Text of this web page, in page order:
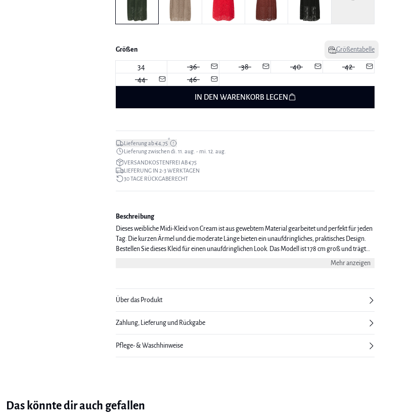
Größen Größentabelle
34 36 38 40
42
44
46
IN DEN WARENKORB LEGEN
Lieferung ab €4,75*
Lieferung zwischen di. 11. aug. - mi. 12. aug.
VERSANDKOSTENFREI AB €75
LIEFERUNG IN 2-3 WERKTAGEN
30 TAGE RÜCKGABERECHT
Beschreibung
Dieses weibliche Midi-Kleid von Cream ist aus gewebtem Material gearbeitet und perfekt für jeden
Tag. Die kurzen Ärmel und die moderate Länge bieten ein unaufdringliches, praktisches Design.
Bestellen Sie dieses Kleid für einen unaufdringlichen Look. Das Modell ist 178 cm groß und trägt
Mehr anzeigen
Über das Produkt
Zahlung, Lieferung und Rückgabe
Pflege- & Waschhinweise
Das könnte dir auch gefallen